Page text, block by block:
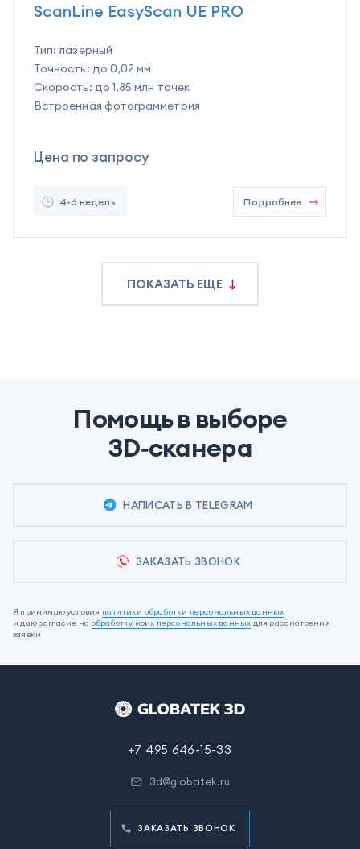
ScanLine EasyScan UE PRO
Тип: лазерный
Точность: до 0,02 мм
Скорость: до 1,85 млн точек
Встроенная фотограмметрия
Цена по запросу
4-6 недель Подробнее
ПОКАЗАТЬ ЕЩЕ
Помощь в выборе
3D‑сканера
НАПИСАТЬ В TELEGRAM
ЗАКАЗАТЬ ЗВОНОК
Я принимаю условия политики обработки персональных данных
и даю согласие на обработку моих персональных данных для рассмотрения
заявки
+7 495 646-15-33
3d@globatek.ru
ЗАКАЗАТЬ ЗВОНОК